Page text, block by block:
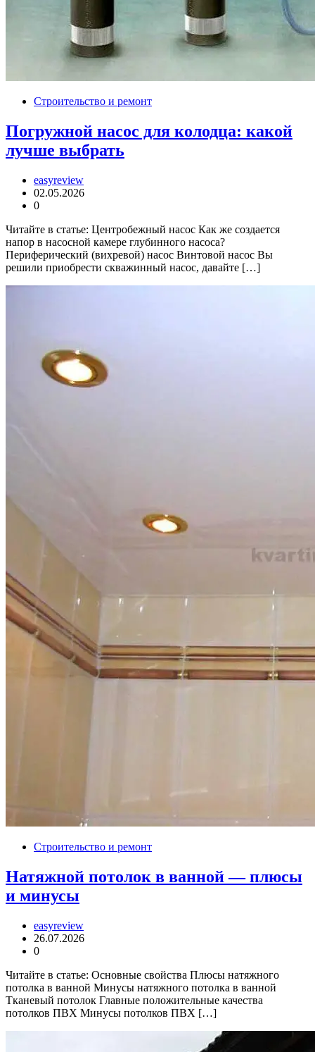
Строительство и ремонт
Погружной насос для колодца: какой
лучше выбрать
easyreview
02.05.2026
0
Читайте в статье: Центробежный насос Как же создается
напор в насосной камере глубинного насоса?
Периферический (вихревой) насос Винтовой насос Вы
решили приобрести скважинный насос, давайте […]
Строительство и ремонт
Натяжной потолок в ванной — плюсы
и минусы
easyreview
26.07.2026
0
Читайте в статье: Основные свойства Плюсы натяжного
потолка в ванной Минусы натяжного потолка в ванной
Тканевый потолок Главные положительные качества
потолков ПВХ Минусы потолков ПВХ […]